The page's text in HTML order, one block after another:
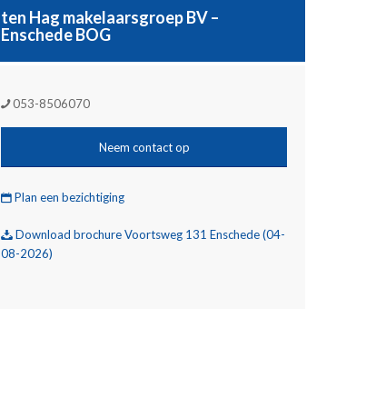
ten Hag makelaarsgroep BV –
Enschede BOG
053-8506070
Neem contact op
Plan een bezichtiging
 Download brochure Voortsweg 131 Enschede (04-
08-2026)